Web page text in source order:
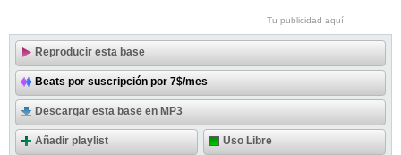
Tu publicidad aquí
Reproducir esta base
Beats por suscripción por 7$/mes
Descargar esta base en MP3
Añadir playlist Uso Libre